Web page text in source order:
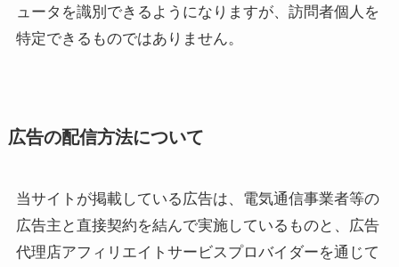
ュータを識別できるようになりますが、訪問者個人を
特定できるものではありません。
広告の配信方法について
当サイトが掲載している広告は、電気通信事業者等の
広告主と直接契約を結んで実施しているものと、広告
代理店アフィリエイトサービスプロバイダーを通じて